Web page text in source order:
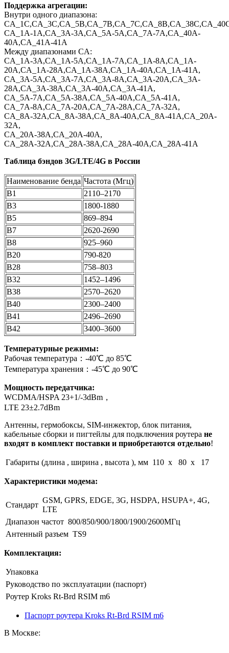
Поддержка агрегации:
Внутри одного диапазона:
CA_1A-1A,CA_3A-3A,CA_5A-5A,CA_7A-7A,CA_40A-
40A,CA_41A-41A
Между диапазонами CA:
CA_1A-3A,CA_1A-5A,CA_1A-7A,CA_1A-8A,CA_1A-
20A,CA_1A-28A,CA_1A-38A,CA_1A-40A,CA_1A-41A,
CA_3A-5A,CA_3A-7A,CA_3A-8A,CA_3A-20A,CA_3A-
28A,CA_3A-38A,CA_3A-40A,CA_3A-41A,
CA_5A-7A,CA_5A-38A,CA_5A-40A,CA_5A-41A,
CA_7A-8A,CA_7A-20A,CA_7A-28A,CA_7A-32A,
CA_8A-32A,CA_8A-38A,CA_8A-40A,CA_8A-41A,CA_20A-
32A,
CA_20A-38A,CA_20A-40A,
CA_28A-32A,CA_28A-38A,CA_28A-40A,CA_28A-41A
Таблица бэндов 3G/LTE/4G в России
Наименование бенда Частота (Мгц)
B1
2110–2170
B3
1800-1880
B5
869–894
B7
2620-2690
B8
925–960
B20
790-820
B28
758–803
B32
1452–1496
B38
2570–2620
B40
2300–2400
B41
2496–2690
B42
3400–3600
Температурные режимы:
Рабочая температура：-40℃ до 85℃
Температура хранения：-45℃ до 90℃
Мощность передатчика:
WCDMA/HSPA 23+1/-3dBm，
LTE 23±2.7dBm
Антенны, гермобоксы, SIM-инжектор, блок питания,
кабельные сборки и пигтейлы для подключения роутера не
входят в комплект поставки и приобретаются отдельно!
Габариты (длина , ширина , высота ), мм 110 x 80 x 17
Характеристики модема:
Стандарт
GSM, GPRS, EDGE, 3G, HSDPA, HSUPA+, 4G,
LTE
Диапазон частот 800/850/900/1800/1900/2600МГц
Антенный разъем TS9
Комплектация:
Упаковка
Руководство по эксплуатации (паспорт)
Роутер Kroks Rt-Brd RSIM m6
Паспорт роутера Kroks Rt-Brd RSIM m6
В Москве: